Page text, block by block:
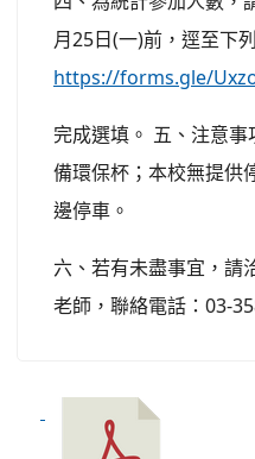
月25日(一)前，逕至下
https://forms.gle/
完成選填。 五、注意
備環保杯；本校無提供
邊停車。
六、若有未盡事宜，請
老師，聯絡電話：03-